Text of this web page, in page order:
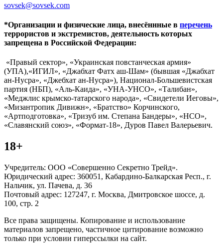
sovsek@sovsek.com
*Организации и физические лица, внесённные в перечень
террористов и экстремистов, деятельность которых
запрещена в Российской Федерации:
«Правый сектор», «Украинская повстанческая армия»
(УПА),«ИГИЛ», «Джабхат Фатх аш-Шам» (бывшая «Джабхат
ан-Нусра», «Джебхат ан-Нусра»), Национал-Большевистская
партия (НБП), «Аль-Каида», «УНА-УНСО», «Талибан»,
«Меджлис крымско-татарского народа», «Свидетели Иеговы»,
«Мизантропик Дивижн», «Братство» Корчинского,
«Артподготовка», «Тризуб им. Степана Бандеры», «НСО»,
«Славянский союз», «Формат-18», Дуров Павел Валерьевич.
18+
Учредитель: ООО «Совершенно Секретно Трейд».
Юридический адрес: 360051, Кабардино-Балкарская Респ., г.
Нальчик, ул. Пачева, д. 36
Почтовый адрес: 127247, г. Москва, Дмитровское шоссе, д.
100, стр. 2
Все права защищены. Копирование и использование
материалов запрещено, частичное цитирование возможно
только при условии гиперссылки на сайт.